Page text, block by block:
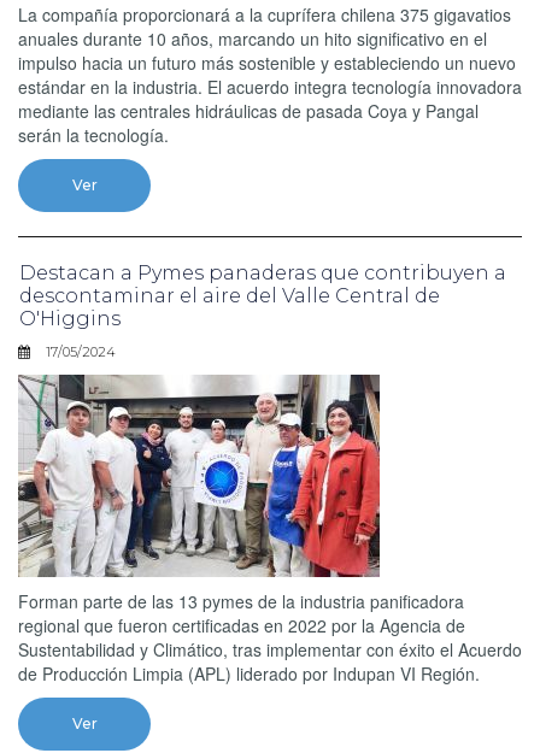
La compañía proporcionará a la cuprífera chilena 375 gigavatios
anuales durante 10 años, marcando un hito significativo en el
impulso hacia un futuro más sostenible y estableciendo un nuevo
estándar en la industria. El acuerdo integra tecnología innovadora
mediante las centrales hidráulicas de pasada Coya y Pangal
serán la tecnología.
Ver
Destacan a Pymes panaderas que contribuyen a
descontaminar el aire del Valle Central de
O'Higgins
17/05/2024
Forman parte de las 13 pymes de la industria panificadora
regional que fueron certificadas en 2022 por la Agencia de
Sustentabilidad y Climático, tras implementar con éxito el Acuerdo
de Producción Limpia (APL) liderado por Indupan VI Región.
Ver